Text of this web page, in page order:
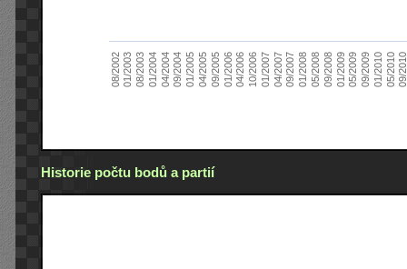
08/200201/200308/200301/200404/200409/200401/200504/200509/200501/200604/200610/200601/200704/200709/200701/200805/200809/200801/200905/200909/200901/201005/201009/
Historie počtu bodů a partií